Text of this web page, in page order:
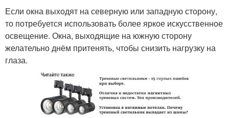
Если окна выходят на северную или западную сторону,
то потребуется использовать более яркое искусственное
освещение. Окна, выходящие на южную сторону
желательно днём притенять, чтобы снизить нагрузку на
глаза.